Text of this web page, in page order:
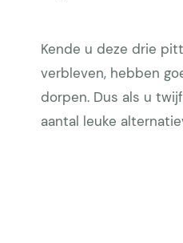
Kende u deze drie
verbleven, hebben
dorpen. Dus als u
aantal leuke